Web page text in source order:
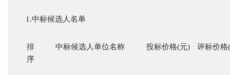
1.中标候选人名单
排
序
中标候选人单位名称 投标价格(元) 评标价格